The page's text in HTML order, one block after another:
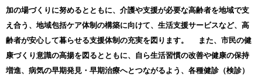
加の場づくりに努めるとともに、介護や支援が必要な高齢者を地域で支
え合う、地域包括ケア体制の構築に向けて、生活支援サービスなど、高
齢者が安心して暮らせる支援体制の充実を図ります。 また、市民の健
康づくり意識の高揚を図るとともに、自ら生活習慣の改善や健康の保持
増進、病気の早期発見・早期治療へとつながるよう、各種健診（検診）